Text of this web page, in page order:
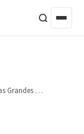
hoy se canta ¡Play Ball! al iniciarse la temporada de las Grandes Ligas. Yankees y Gigantes se enfrentan